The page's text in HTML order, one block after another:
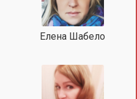
Елена Шабело